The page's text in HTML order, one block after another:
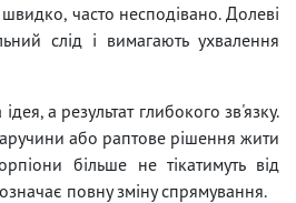
часто несподівано. Долеві
слід і вимагають ухвалення
а результат глибокого зв'язку.
або раптове рішення жити
більше не тікатимуть від
повну зміну спрямування.